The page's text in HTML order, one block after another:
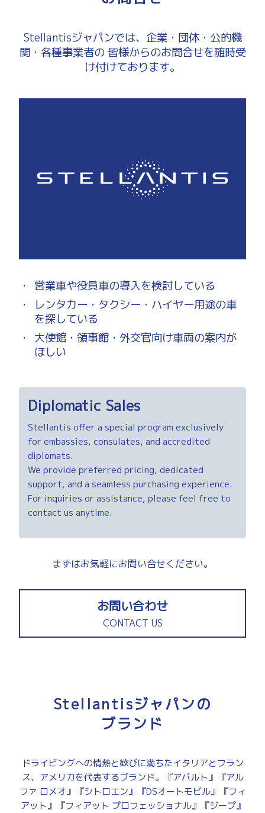
Stellantisジャパンでは、企業・団体・公的機
関・各種事業者の皆様からのお問合せを随時受
け付けております。
・
営業車や役員車の導入を検討している
・
レンタカー・タクシー・ハイヤー用途の車
を探している
・
大使館・領事館・外交官向け車両の案内が
ほしい
Diplomatic Sales
Stellantis offer a special program exclusively
for embassies, consulates, and accredited
diplomats.
We provide preferred pricing, dedicated
support, and a seamless purchasing experience.
For inquiries or assistance, please feel free to
contact us anytime.
まずはお気軽にお問い合せください。
お問い合わせ
CONTACT US
Stellantisジャパンの
ブランド
ドライビングへの情熱と歓びに満ちたイタリアとフラン
ス、アメリカを代表するブランド。『アバルト』『アル
ファ ロメオ』『シトロエン』『DSオートモビル』『フィ
アット』『フィアット プロフェッショナル』『ジープ』